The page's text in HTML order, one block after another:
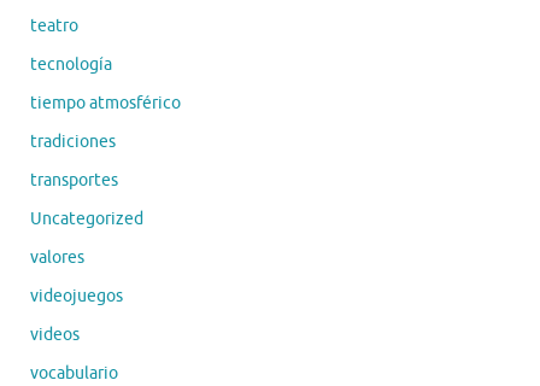
teatro
tecnología
tiempo atmosférico
tradiciones
transportes
Uncategorized
valores
videojuegos
videos
vocabulario